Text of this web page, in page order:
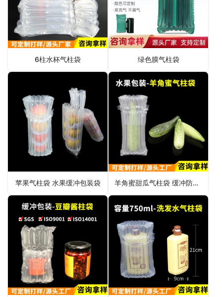
6柱水杯气柱袋 绿色膜气柱袋
苹果气柱袋 水果缓冲包装袋 羊角蜜甜瓜气柱袋 缓冲防摔包装